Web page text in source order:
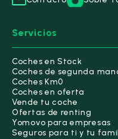
Servicios
Coches en Stock
Coches de segunda
Coches Km0
Coches en oferta
Vende tu coche
Ofertas de renting
Yomovo para empresas
Seguros para ti y tu